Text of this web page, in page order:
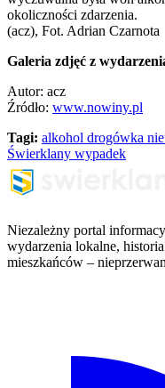
okoliczności zdarzenia.
(acz), Fot. Adrian Czarnota
Galeria zdjęć z
Autor: acz
Źródło: www.nowiny.pl
Tagi: alkohol drogówka
Świerklany wypadek
Niezależny portal
wydarzenia lokalne,
mieszkańców –